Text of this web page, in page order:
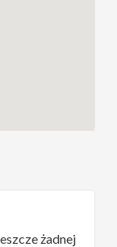
żadnej